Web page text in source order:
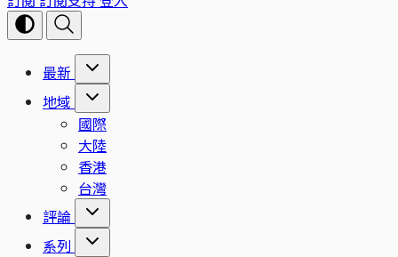
最新
地域
國際
大陸
香港
台灣
評論
系列